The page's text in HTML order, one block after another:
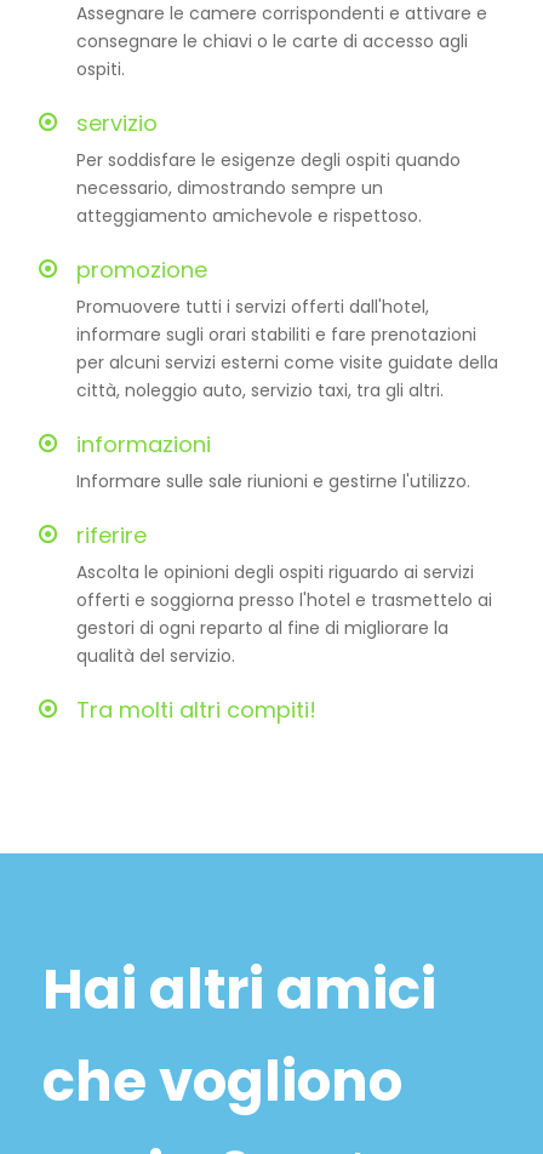
Assegnare le camere corrispondenti e attivare e
consegnare le chiavi o le carte di accesso agli
ospiti.
servizio
Per soddisfare le esigenze degli ospiti quando
necessario, dimostrando sempre un
atteggiamento amichevole e rispettoso.
promozione
Promuovere tutti i servizi offerti dall'hotel,
informare sugli orari stabiliti e fare prenotazioni
per alcuni servizi esterni come visite guidate della
città, noleggio auto, servizio taxi, tra gli altri.
informazioni
Informare sulle sale riunioni e gestirne l'utilizzo.
riferire
Ascolta le opinioni degli ospiti riguardo ai servizi
offerti e soggiorna presso l'hotel e trasmettelo ai
gestori di ogni reparto al fine di migliorare la
qualità del servizio.
Tra molti altri compiti!
Hai altri amici
che vogliono